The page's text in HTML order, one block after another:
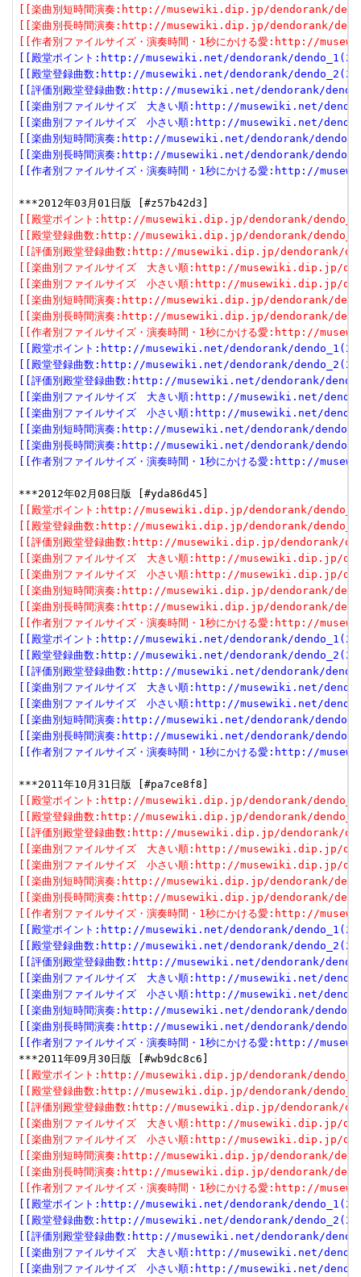
[[楽曲別短時間演奏:http://musewiki.dip.jp/dendorank/
[[楽曲別長時間演奏:http://musewiki.dip.jp/dendorank/
[[作者別ファイルサイズ・演奏時間・1秒にかける愛:http://
[[殿堂ポイント:http://musewiki.net/dendorank/
[[殿堂登録曲数:http://musewiki.net/dendorank/
[[評価別殿堂登録曲数:http://musewiki.net/dendorank/
[[楽曲別ファイルサイズ　大きい順:http://musewiki.net/
[[楽曲別ファイルサイズ　小さい順:http://musewiki.net/
[[楽曲別短時間演奏:http://musewiki.net/dendorank/
[[楽曲別長時間演奏:http://musewiki.net/dendorank/
[[作者別ファイルサイズ・演奏時間・1秒にかける愛:http://
[[殿堂ポイント:http://musewiki.dip.jp/dendorank/
[[殿堂登録曲数:http://musewiki.dip.jp/dendorank/
[[評価別殿堂登録曲数:http://musewiki.dip.jp/dendorank/
[[楽曲別ファイルサイズ　大きい順:http://musewiki.dip.jp/
[[楽曲別ファイルサイズ　小さい順:http://musewiki.dip.jp/
[[楽曲別短時間演奏:http://musewiki.dip.jp/dendorank/
[[楽曲別長時間演奏:http://musewiki.dip.jp/dendorank/
[[作者別ファイルサイズ・演奏時間・1秒にかける愛:http://
[[殿堂ポイント:http://musewiki.net/dendorank/
[[殿堂登録曲数:http://musewiki.net/dendorank/
[[評価別殿堂登録曲数:http://musewiki.net/dendorank/
[[楽曲別ファイルサイズ　大きい順:http://musewiki.net/
[[楽曲別ファイルサイズ　小さい順:http://musewiki.net/
[[楽曲別短時間演奏:http://musewiki.net/dendorank/
[[楽曲別長時間演奏:http://musewiki.net/dendorank/
[[作者別ファイルサイズ・演奏時間・1秒にかける愛:http://
[[殿堂ポイント:http://musewiki.dip.jp/dendorank/
[[殿堂登録曲数:http://musewiki.dip.jp/dendorank/
[[評価別殿堂登録曲数:http://musewiki.dip.jp/dendorank/
[[楽曲別ファイルサイズ　大きい順:http://musewiki.dip.jp/
[[楽曲別ファイルサイズ　小さい順:http://musewiki.dip.jp/
[[楽曲別短時間演奏:http://musewiki.dip.jp/dendorank/
[[楽曲別長時間演奏:http://musewiki.dip.jp/dendorank/
[[作者別ファイルサイズ・演奏時間・1秒にかける愛:http://
[[殿堂ポイント:http://musewiki.net/dendorank/
[[殿堂登録曲数:http://musewiki.net/dendorank/
[[評価別殿堂登録曲数:http://musewiki.net/dendorank/
[[楽曲別ファイルサイズ　大きい順:http://musewiki.net/
[[楽曲別ファイルサイズ　小さい順:http://musewiki.net/
[[楽曲別短時間演奏:http://musewiki.net/dendorank/
[[楽曲別長時間演奏:http://musewiki.net/dendorank/
[[作者別ファイルサイズ・演奏時間・1秒にかける愛:http://
[[殿堂ポイント:http://musewiki.dip.jp/dendorank/
[[殿堂登録曲数:http://musewiki.dip.jp/dendorank/
[[評価別殿堂登録曲数:http://musewiki.dip.jp/dendorank/
[[楽曲別ファイルサイズ　大きい順:http://musewiki.dip.jp/
[[楽曲別ファイルサイズ　小さい順:http://musewiki.dip.jp/
[[楽曲別短時間演奏:http://musewiki.dip.jp/dendorank/
[[楽曲別長時間演奏:http://musewiki.dip.jp/dendorank/
[[作者別ファイルサイズ・演奏時間・1秒にかける愛:http://
[[殿堂ポイント:http://musewiki.net/dendorank/
[[殿堂登録曲数:http://musewiki.net/dendorank/
[[評価別殿堂登録曲数:http://musewiki.net/dendorank/
[[楽曲別ファイルサイズ　大きい順:http://musewiki.net/
[[楽曲別ファイルサイズ　小さい順:http://musewiki.net/
[[楽曲別短時間演奏:http://musewiki.net/dendorank/
[[楽曲別長時間演奏:http://musewiki.net/dendorank/
[[作者別ファイルサイズ・演奏時間・1秒にかける愛:http://
[[殿堂ポイント:http://musewiki.dip.jp/dendorank/
[[殿堂登録曲数:http://musewiki.dip.jp/dendorank/
[[評価別殿堂登録曲数:http://musewiki.dip.jp/dendorank/
[[楽曲別ファイルサイズ　大きい順:http://musewiki.dip.jp/
[[楽曲別ファイルサイズ　小さい順:http://musewiki.dip.jp/
[[楽曲別短時間演奏:http://musewiki.dip.jp/dendorank/
[[楽曲別長時間演奏:http://musewiki.dip.jp/dendorank/
[[作者別ファイルサイズ・演奏時間・1秒にかける愛:http://
[[殿堂ポイント:http://musewiki.net/dendorank/
[[殿堂登録曲数:http://musewiki.net/dendorank/
[[評価別殿堂登録曲数:http://musewiki.net/dendorank/
[[楽曲別ファイルサイズ　大きい順:http://musewiki.net/
[[楽曲別ファイルサイズ　小さい順:http://musewiki.net/